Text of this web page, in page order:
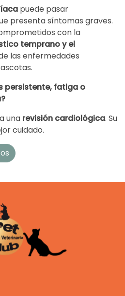
puede pasar
presenta síntomas graves.
con la
temprano y el
las enfermedades
persistente, fatiga o
una revisión cardiológica. Su
cuidado.